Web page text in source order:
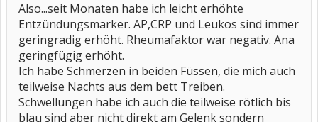
Also...seit Monaten habe ich leicht erhöhte
Entzündungsmarker. AP,CRP und Leukos sind immer
geringradig erhöht. Rheumafaktor war negativ. Ana
geringfügig erhöht.
Ich habe Schmerzen in beiden Füssen, die mich auch
teilweise Nachts aus dem bett Treiben.
Schwellungen habe ich auch die teilweise rötlich bis
blau sind aber nicht direkt am Gelenk sondern